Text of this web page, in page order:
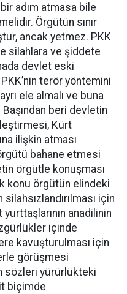
adım atmasa bile
Örgütün sınır
ancak yetmez. PKK
silahlara ve şiddete
devlet eski
terör yöntemini
ele almalı ve buna
beri devletin
Kürt
ilişkin atması
bahane etmesi
örgütle konuşması
konu örgütün elindeki
için
anadilinin
içinde
kavuşturulması için
görüşmesi
sözleri yürürlükteki
biçimde